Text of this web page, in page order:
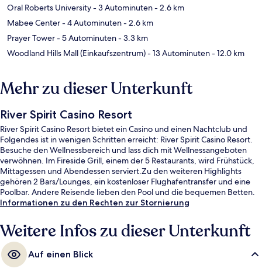
Oral Roberts University- 3 Autominuten- 2.6 km
Mabee Center- 4 Autominuten- 2.6 km
Prayer Tower- 5 Autominuten- 3.3 km
Woodland Hills Mall (Einkaufszentrum)- 13 Autominuten- 12.0 km
Mehr zu dieser Unterkunft
River Spirit Casino Resort
River Spirit Casino Resort bietet ein Casino und einen Nachtclub und
Folgendes ist in wenigen Schritten erreicht: River Spirit Casino Resort.
Besuche den Wellnessbereich und lass dich mit Wellnessangeboten
verwöhnen. Im Fireside Grill, einem der 5 Restaurants, wird Frühstück,
Mittagessen und Abendessen serviert.Zu den weiteren Highlights
gehören 2 Bars/Lounges, ein kostenloser Flughafentransfer und eine
Poolbar. Andere Reisende lieben den Pool und die bequemen Betten.
Informationen zu den Rechten zur Stornierung
Weitere Infos zu dieser Unterkunft
Auf einen Blick